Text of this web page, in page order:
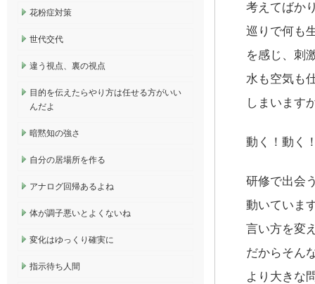
考えてばか
巡りで何も
を感じ、刺
水も空気も
しまいます
動く！動く
研修で出会
動いていま
言い方を変
だからそん
より大きな
花粉症対策
世代交代
違う視点、裏の視点
目的を伝えたらやり方は任せる方がいい
んだよ
暗黙知の強さ
自分の居場所を作る
アナログ回帰あるよね
体が調子悪いとよくないね
変化はゆっくり確実に
指示待ち人間